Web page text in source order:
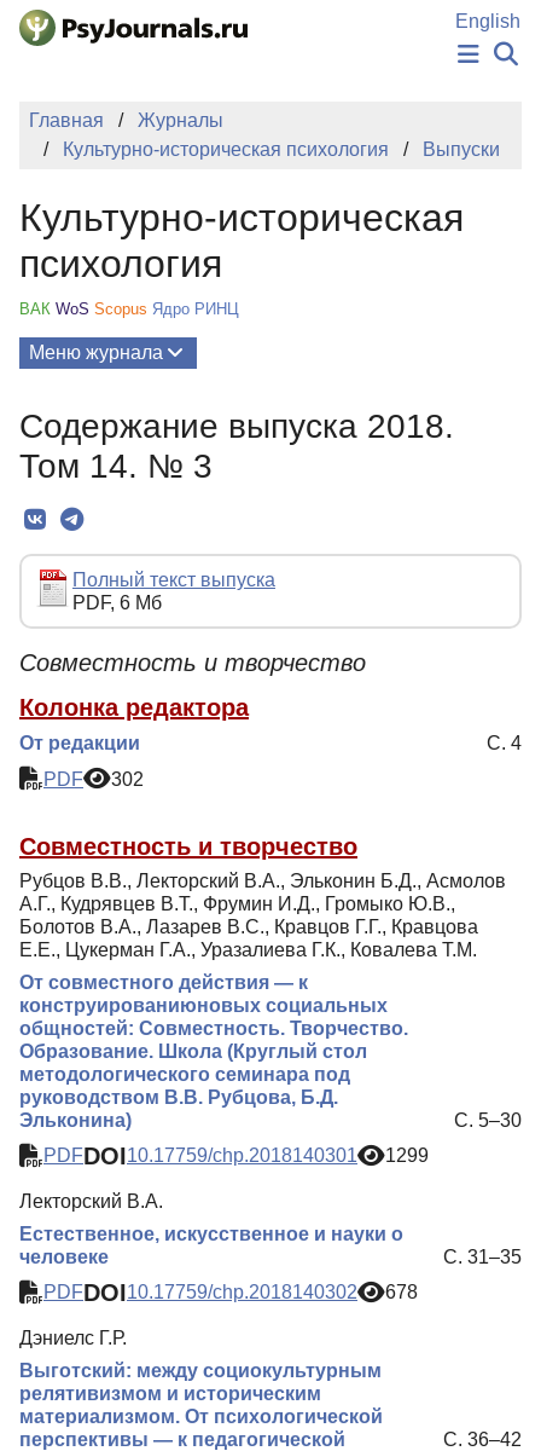
Перейти к основному содержанию
English
НОВОСТИ
БАЗА ЗНАНИЙ
КЛЮЧЕВЫЕ СЛОВА
Регистрация
Главная
Журналы
Культурно-историческая психология
Выпуски
Культурно-историческая
психология
ВАК WoS Scopus Ядро РИНЦ
Меню журнала
О Журнале
Редколлегия
Редакционная политика
Индексирование
Для авторов
Рубрики
Препринты
Подписка
Содержание выпуска 2018.
Том 14. № 3
Полный текст выпуска
PDF, 6 Мб
Совместность и творчество
Колонка редактора
От редакции
С. 4
PDF
302
Совместность и творчество
Рубцов В.В., Лекторский В.А., Эльконин Б.Д., Асмолов
А.Г., Кудрявцев В.Т., Фрумин И.Д., Громыко Ю.В.,
Болотов В.А., Лазарев В.С., Кравцов Г.Г., Кравцова
Е.Е., Цукерман Г.А., Уразалиева Г.К., Ковалева Т.М.
От совместного действия — к
конструированиюновых социальных
общностей: Совместность. Творчество.
Образование. Школа (Круглый стол
методологического семинара под
руководством В.В. Рубцова, Б.Д.
Эльконина)
С. 5–30
PDFDOI10.17759/chp.2018140301 1299
Лекторский В.А.
Естественное, искусственное и науки о
человеке
С. 31–35
PDFDOI10.17759/chp.2018140302 678
Дэниелс Г.Р.
Выготский: между социокультурным
релятивизмом и историческим
материализмом. От психологической
перспективы — к педагогической
С. 36–42